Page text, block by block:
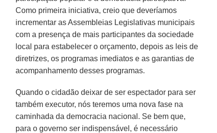
Como primeira iniciativa, creio que deveríamos
incrementar as Assembleias Legislativas municipais
com a presença de mais participantes da sociedade
local para estabelecer o orçamento, depois as leis de
diretrizes, os programas imediatos e as garantias de
acompanhamento desses programas.
Quando o cidadão deixar de ser espectador para ser
também executor, nós teremos uma nova fase na
caminhada da democracia nacional. Se bem que,
para o governo ser indispensável, é necessário